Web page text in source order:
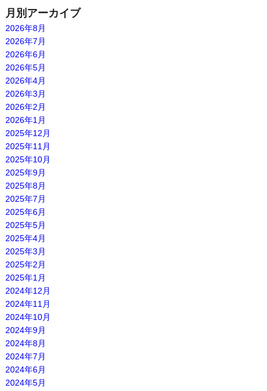
月別アーカイブ
2026年8月
2026年7月
2026年6月
2026年5月
2026年4月
2026年3月
2026年2月
2026年1月
2025年12月
2025年11月
2025年10月
2025年9月
2025年8月
2025年7月
2025年6月
2025年5月
2025年4月
2025年3月
2025年2月
2025年1月
2024年12月
2024年11月
2024年10月
2024年9月
2024年8月
2024年7月
2024年6月
2024年5月